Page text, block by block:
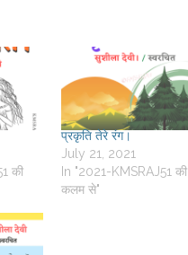
की
प्रकृति तेरे रंग।
July 21, 2021
In "2021-KMSRAJ51 की
कलम से"